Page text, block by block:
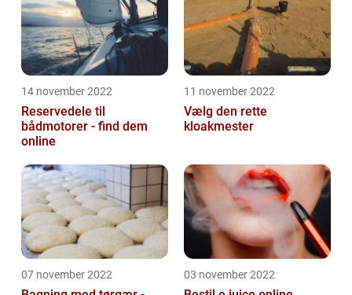
14 november 2022
Reservedele til
bådmotorer - find dem
online
11 november 2022
Vælg den rette
kloakmester
07 november 2022 03 november 2022